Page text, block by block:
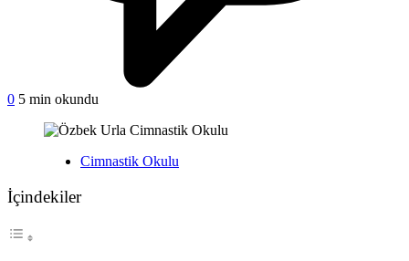
0 on
5 min okundu
YayınlananCimnastik Okulu
İçindekiler